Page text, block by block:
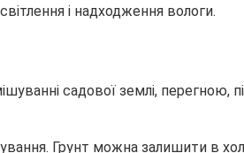
і надходження вологи.
садової землі, перегною,
Грунт можна залишити в